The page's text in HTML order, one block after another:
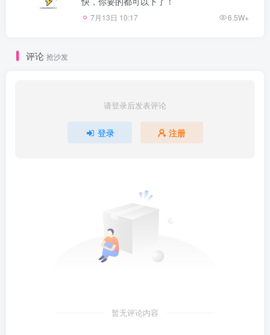
7月13日 10:17 6.5W+
评论 抢沙发
请登录后发表评论
登录 注册
暂无评论内容